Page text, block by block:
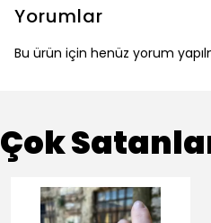
Yorumlar
Bu ürün için henüz yorum
Çok